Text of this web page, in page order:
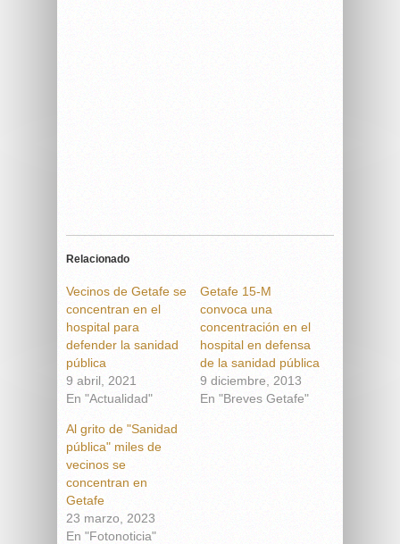
Relacionado
Vecinos de Getafe se
concentran en el
hospital para
defender la sanidad
pública
9 abril, 2021
En "Actualidad"
Getafe 15-M
convoca una
concentración en el
hospital en defensa
de la sanidad pública
9 diciembre, 2013
En "Breves Getafe"
Al grito de "Sanidad
pública" miles de
vecinos se
concentran en
Getafe
23 marzo, 2023
En "Fotonoticia"